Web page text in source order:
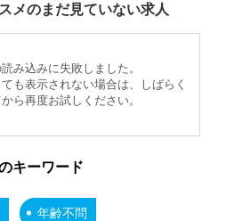
メのまだ見ていない求人
み込みに失敗しました。
も表示されない場合は、しばらく
ら再度お試しください。
キーワード
年齢不問